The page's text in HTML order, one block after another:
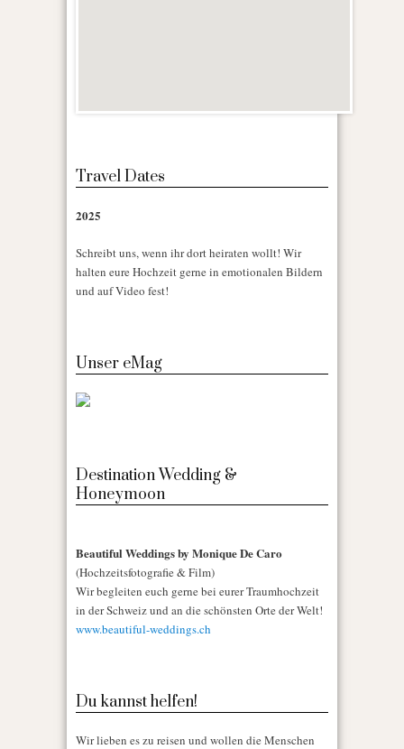
Travel Dates
2025
Schreibt uns, wenn ihr dort heiraten wollt! Wir
halten eure Hochzeit gerne in emotionalen Bildern
und auf Video fest!
Unser eMag
Destination Wedding &
Honeymoon
Beautiful Weddings by Monique De Caro
(Hochzeitsfotografie & Film)
Wir begleiten euch gerne bei eurer Traumhochzeit
in der Schweiz und an die schönsten Orte der Welt!
www.beautiful-weddings.ch
Du kannst helfen!
Wir lieben es zu reisen und wollen die Menschen